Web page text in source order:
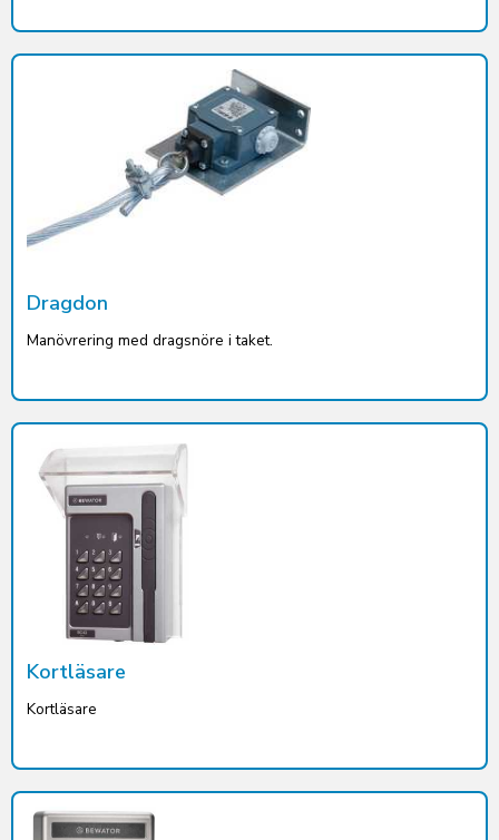
Dragdon
Manövrering med dragsnöre i taket.
Kortläsare
Kortläsare